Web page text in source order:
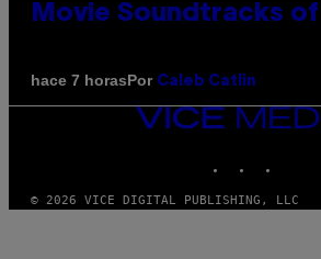
Movie Soundtracks
hace 7 horasPor Caleb Catlin
VICE
MEDIA
© 2026 VICE DIGITAL PUBLISHING, LLC